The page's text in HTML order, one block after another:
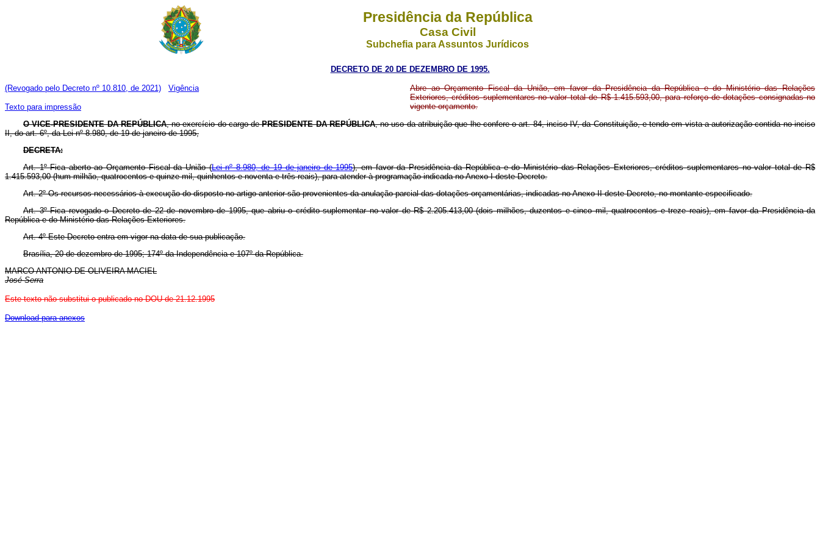
Presidência da República
Casa Civil
Subchefia para Assuntos Jurídicos
DECRETO DE 20 DE DEZEMBRO DE 1995.
(Revogado pelo Decreto nº 10.810, de 2021) Vigência
Texto para impressão
Abre ao Orçamento Fiscal da União, em favor da Presidência da República e do Ministério das Relações
Exteriores, créditos suplementares no valor total de R$ 1.415.593,00, para reforço de dotações consignadas no
vigente orçamento.
O VICE-PRESIDENTE DA REPÚBLICA, no exercício do cargo dePRESIDENTE DA REPÚBLICA, no uso da atribuição que lhe confere o art. 84, inciso IV, da Constituição, e tendo em vista a autorização contida no inciso
II, do art. 6º, da Lei nº 8.980, de 19 de janeiro de 1995,
DECRETA:
Art. 1º Fica aberto ao Orçamento Fiscal da União (Lei nº 8.980, de 19 de janeiro de 1995), em favor da Presidência da República e do Ministério das Relações Exteriores, créditos suplementares no valor total de R$
1.415.593,00 (hum milhão, quatrocentos e quinze mil, quinhentos e noventa e três reais), para atender à programação indicada no Anexo I deste Decreto.
Art. 2º Os recursos necessários à execução do disposto no artigo anterior são provenientes da anulação parcial das dotações orçamentárias, indicadas no Anexo II deste Decreto, no montante especificado.
Art. 3º Fica revogado o Decreto de 22 de novembro de 1995, que abriu o crédito suplementar no valor de R$ 2.205.413,00 (dois milhões, duzentos e cinco mil, quatrocentos e treze reais), em favor da Presidência da
República e do Ministério das Relações Exteriores.
Art. 4º Este Decreto entra em vigor na data de sua publicação.
Brasília, 20 de dezembro de 1995; 174º da Independência e 107º da República.
MARCO ANTONIO DE OLIVEIRA MACIEL
José Serra
Este texto não substitui o publicado no DOU de 21.12.1995
Download para anexos